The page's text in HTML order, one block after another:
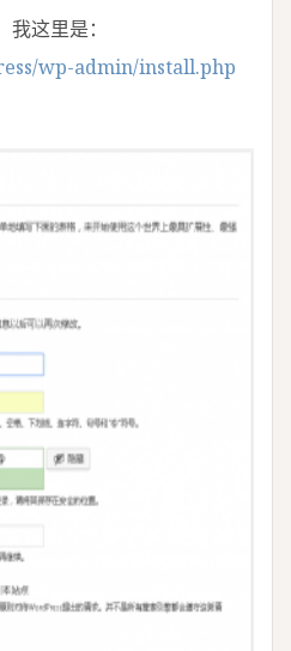
这里是：
wp-admin/install.php